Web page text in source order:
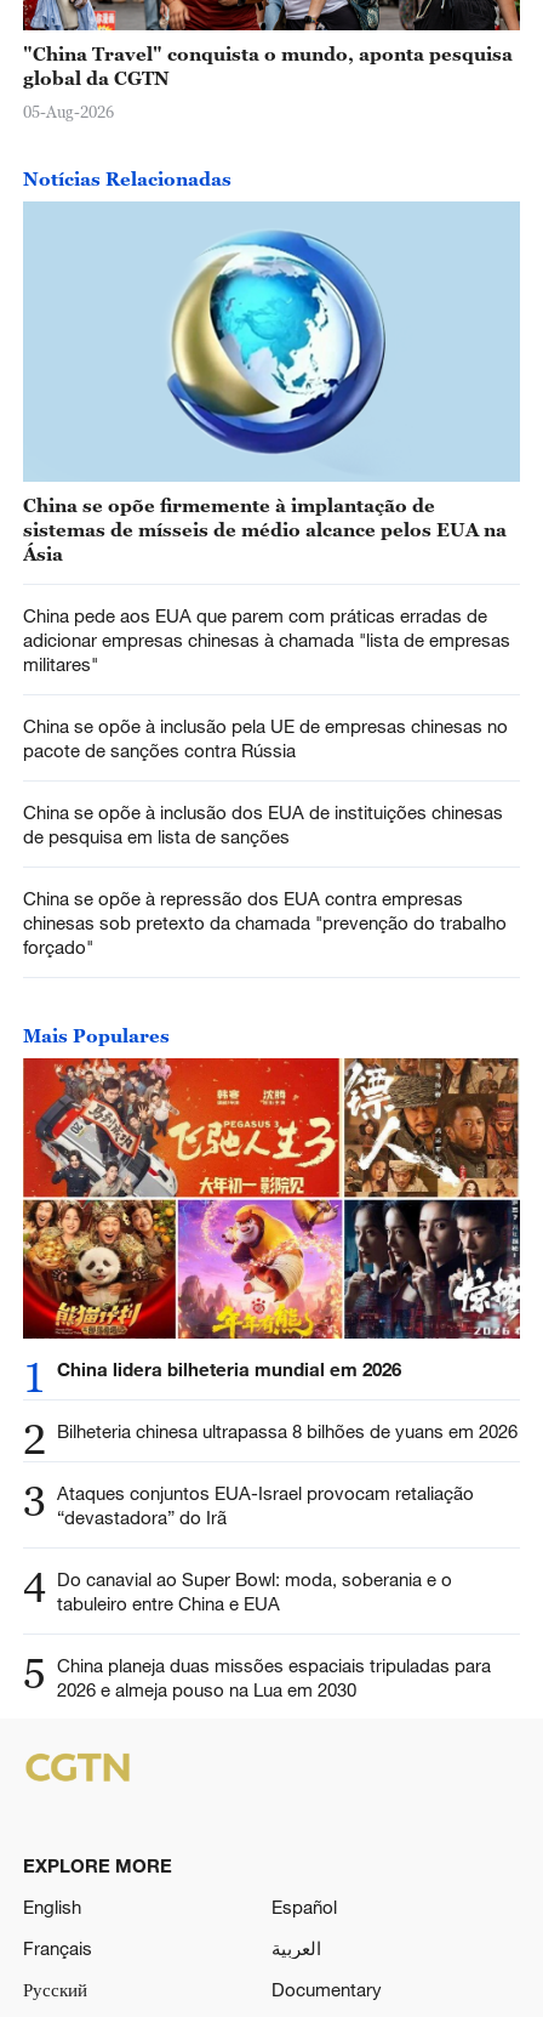
"China Travel" conquista o mundo, aponta pesquisa
global da CGTN
05-Aug-2026
Notícias Relacionadas
China se opõe firmemente à implantação de
sistemas de mísseis de médio alcance pelos EUA na
Ásia
China pede aos EUA que parem com práticas erradas de
adicionar empresas chinesas à chamada "lista de empresas
militares"
China se opõe à inclusão pela UE de empresas chinesas no
pacote de sanções contra Rússia
China se opõe à inclusão dos EUA de instituições chinesas
de pesquisa em lista de sanções
China se opõe à repressão dos EUA contra empresas
chinesas sob pretexto da chamada "prevenção do trabalho
forçado"
Mais Populares
1 China lidera bilheteria mundial em 2026
2 Bilheteria chinesa ultrapassa 8 bilhões de yuans em 2026
3 Ataques conjuntos EUA-Israel provocam retaliação
“devastadora” do Irã
4 Do canavial ao Super Bowl: moda, soberania e o
tabuleiro entre China e EUA
5
China planeja duas missões espaciais tripuladas para
2026 e almeja pouso na Lua em 2030
EXPLORE MORE
English
Español
Français
العربية
Русский
Documentary